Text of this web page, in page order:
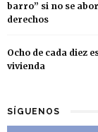
barro” si no se
derechos
Ocho de cada diez
vivienda
SÍGUENOS